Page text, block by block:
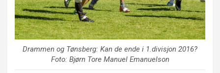
Drammen og Tønsberg: Kan de ende i 1.divisjon 2016?
Foto: Bjørn Tore Manuel Emanuelson